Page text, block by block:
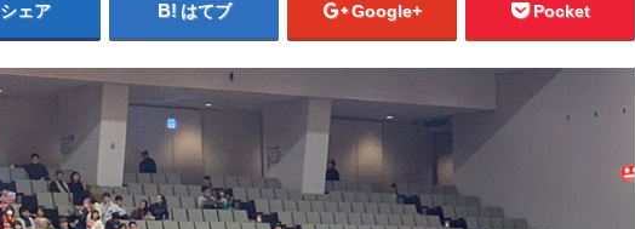
シェア はてブ Google+ Pocket